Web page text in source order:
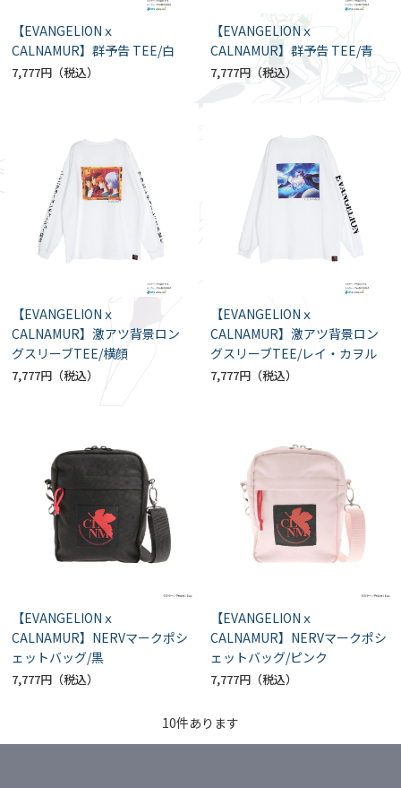
【EVANGELIONｘ
CALNAMUR】群予告 TEE/白
7,777円
【EVANGELIONｘ
CALNAMUR】群予告 TEE/青
7,777円
【EVANGELIONｘ
CALNAMUR】激アツ背景ロン
グスリーブTEE/横顔
7,777円
【EVANGELIONｘ
CALNAMUR】激アツ背景ロン
グスリーブTEE/レイ・カヲル
7,777円
【EVANGELIONｘ
CALNAMUR】NERVマークポシ
ェットバッグ/黒
7,777円
【EVANGELIONｘ
CALNAMUR】NERVマークポシ
ェットバッグ/ピンク
7,777円
10件あります